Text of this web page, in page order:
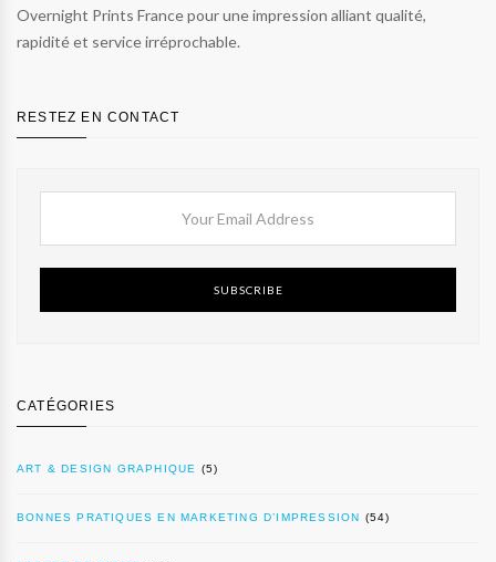
Overnight Prints France pour une impression alliant qualité,
rapidité et service irréprochable.
RESTEZ EN CONTACT
SUBSCRIBE
CATÉGORIES
ART & DESIGN GRAPHIQUE (5)
BONNES PRATIQUES EN MARKETING D’IMPRESSION (54)